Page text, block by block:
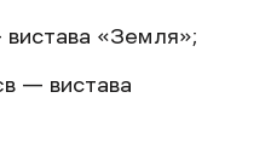
«Земля»;
— вистава